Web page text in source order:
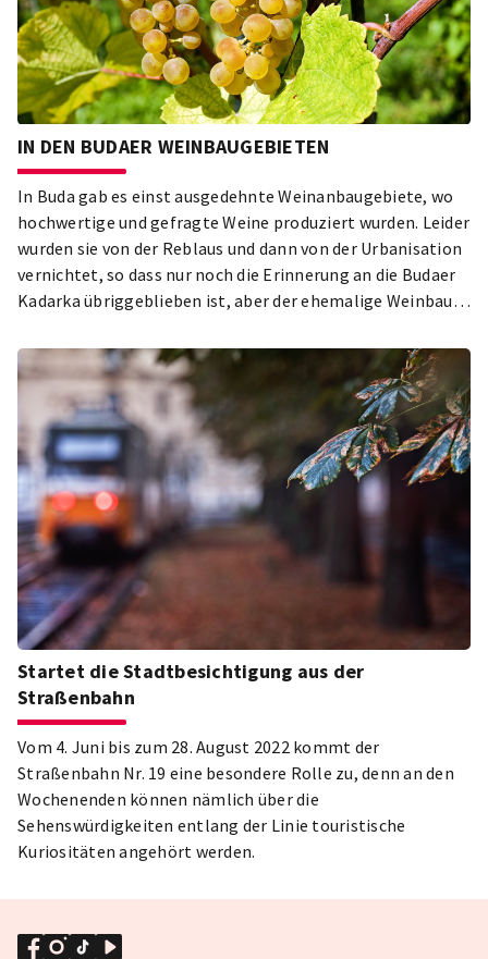
IN DEN BUDAER WEINBAUGEBIETEN
In Buda gab es einst ausgedehnte Weinanbaugebiete, wo
hochwertige und gefragte Weine produziert wurden. Leider
wurden sie von der Reblaus und dann von der Urbanisation
vernichtet, so dass nur noch die Erinnerung an die Budaer
Kadarka übriggeblieben ist, aber der ehemalige Weinbau
Startet die Stadtbesichtigung aus der
Straßenbahn
Vom 4. Juni bis zum 28. August 2022 kommt der
Straßenbahn Nr. 19 eine besondere Rolle zu, denn an den
Wochenenden können nämlich über die
Sehenswürdigkeiten entlang der Linie touristische
Kuriositäten angehört werden.